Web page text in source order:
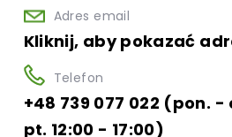
Adres email
Kliknij, aby pokazać
Telefon
+48 739 077 022 (pon. -
pt. 12:00 - 17:00)